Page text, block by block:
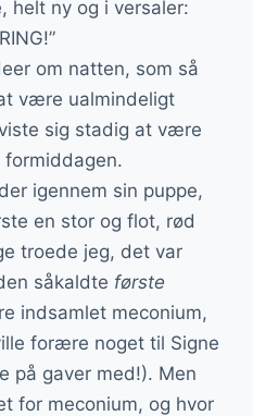
helt ny og i versaler:
om natten, som så
være ualmindeligt
sig stadig at være
igennem sin puppe,
en stor og flot, rød
troede jeg, det var
såkaldte første
indsamlet meconium,
forære noget til Signe
på gaver med!). Men
for meconium, og hvor